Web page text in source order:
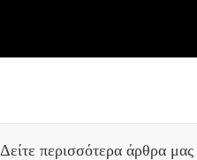
Δείτε περισσότερα άρθρα μας